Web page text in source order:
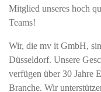
Mitglied unseres hoch
Teams!
Wir, die mv it GmbH,
Düsseldorf. Unsere
verfügen über 30 Jahre
Branche. Wir